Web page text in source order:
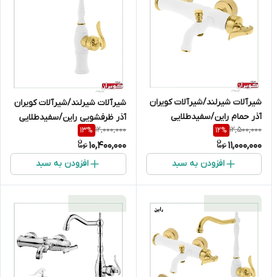
شیرآلات شیرلند/شیرآلات کویران
آذر حمام راین/سفیدطلایی
12,500,000
12%
11,000,000
افزودن به سبد
شیرآلات شیرلند/شیرآلات کویران
آذر ظرفشویی راین/سفیدطلایی
12,000,000
13%
10,400,000
افزودن به سبد